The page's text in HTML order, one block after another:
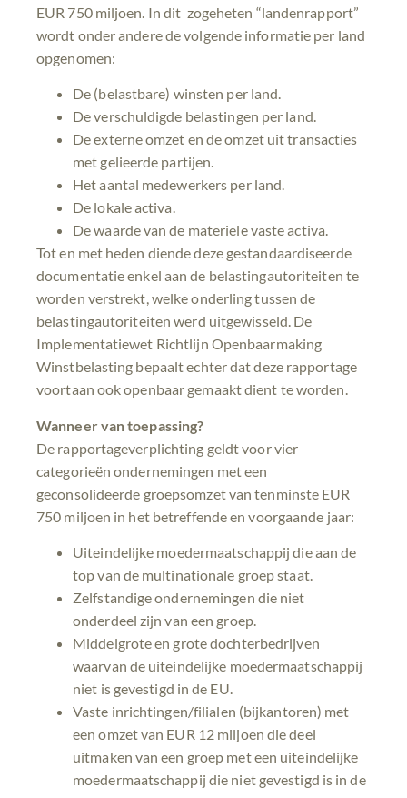
EUR 750 miljoen. In dit zogeheten “landenrapport”
wordt onder andere de volgende informatie per land
opgenomen:
De (belastbare) winsten per land.
De verschuldigde belastingen per land.
De externe omzet en de omzet uit transacties
met gelieerde partijen.
Het aantal medewerkers per land.
De lokale activa.
De waarde van de materiele vaste activa.
Tot en met heden diende deze gestandaardiseerde
documentatie enkel aan de belastingautoriteiten te
worden verstrekt, welke onderling tussen de
belastingautoriteiten werd uitgewisseld. De
Implementatiewet Richtlijn Openbaarmaking
Winstbelasting bepaalt echter dat deze rapportage
voortaan ook openbaar gemaakt dient te worden.
Wanneer van toepassing?
De rapportageverplichting geldt voor vier
categorieën ondernemingen met een
geconsolideerde groepsomzet van tenminste EUR
750 miljoen in het betreffende en voorgaande jaar:
Uiteindelijke moedermaatschappij die aan de
top van de multinationale groep staat.
Zelfstandige ondernemingen die niet
onderdeel zijn van een groep.
Middelgrote en grote dochterbedrijven
waarvan de uiteindelijke moedermaatschappij
niet is gevestigd in de EU.
Vaste inrichtingen/filialen (bijkantoren) met
een omzet van EUR 12 miljoen die deel
uitmaken van een groep met een uiteindelijke
moedermaatschappij die niet gevestigd is in de